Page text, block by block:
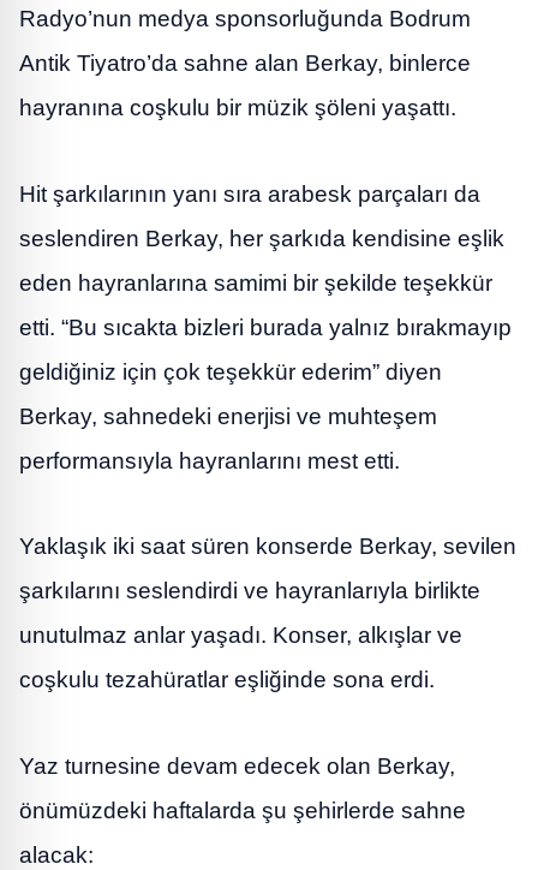
Radyo’nun medya sponsorluğunda Bodrum
Antik Tiyatro’da sahne alan Berkay, binlerce
hayranına coşkulu bir müzik şöleni yaşattı.
Hit şarkılarının yanı sıra arabesk parçaları da
seslendiren Berkay, her şarkıda kendisine eşlik
eden hayranlarına samimi bir şekilde teşekkür
etti. “Bu sıcakta bizleri burada yalnız bırakmayıp
geldiğiniz için çok teşekkür ederim” diyen
Berkay, sahnedeki enerjisi ve muhteşem
performansıyla hayranlarını mest etti.
Yaklaşık iki saat süren konserde Berkay, sevilen
şarkılarını seslendirdi ve hayranlarıyla birlikte
unutulmaz anlar yaşadı. Konser, alkışlar ve
coşkulu tezahüratlar eşliğinde sona erdi.
Yaz turnesine devam edecek olan Berkay,
önümüzdeki haftalarda şu şehirlerde sahne
alacak: